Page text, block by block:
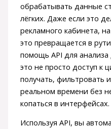
обрабатывать данные
лёгких. Даже если это
рекламного кабинета,
это превращается в
помощь API для
это не просто доступ к
получать, фильтровать
реальном времени без
копаться в интерфейсах.
Используя API, вы